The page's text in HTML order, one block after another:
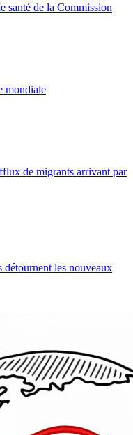
santé de la Commission
mondiale
de migrants arrivant par
détournent les nouveaux